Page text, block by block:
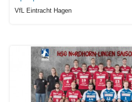
VfL Eintracht Hagen